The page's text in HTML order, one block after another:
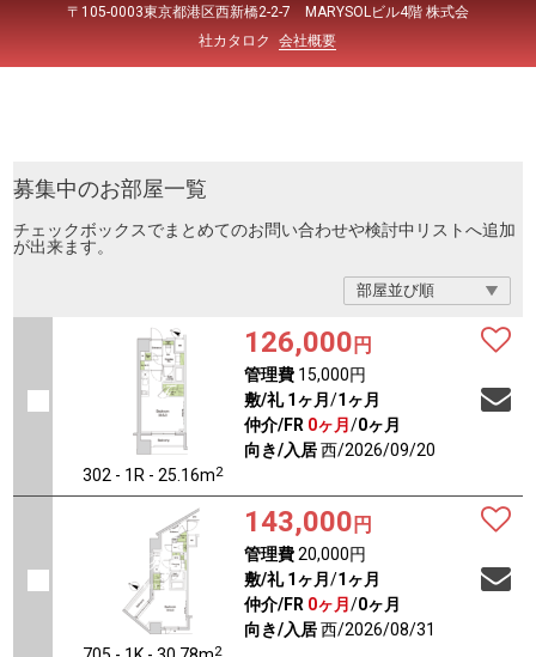
〒105-0003東京都港区西新橋2-2-7 MARYSOLビル4階 株式会
社カタロク
会社概要
募集中のお部屋一覧
チェックボックスでまとめてのお問い合わせや検討中リストへ追加
が出来ます。
302 - 1R - 25.16m2
126,000 円
管理費15,000円
敷/礼 1ヶ月 /1ヶ月
仲介/FR 0ヶ月 /0ヶ月
向き/入居西/2026/09/20
2
143,000 円
管理費20,000円
敷/礼 1ヶ月 /1ヶ月
仲介/FR 0ヶ月 /0ヶ月
向き/入居西/2026/08/31